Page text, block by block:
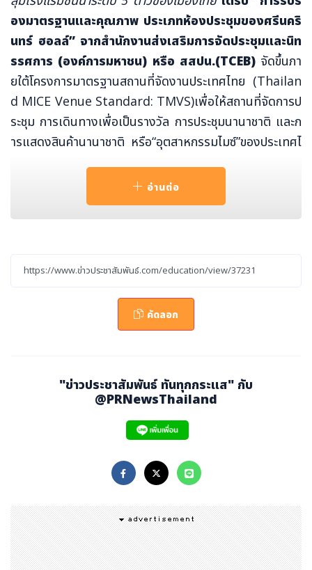
องมาตรฐานและคุณภาพ ประเภทห้องประชุมของศรีนคริ
นทร์ ฮอลล์” จากสำนักงานส่งเสริมการจัดประชุมและนิท
รรศการ (องค์การมหาชน) หรือ สสปน.(TCEB)จัดขึ้นภา
ยใต้โครงการมาตรฐานสถานที่จัดงานประเทศไทย (Thailan
d MICE Venue Standard: TMVS)เพื่อให้สถานที่จัดการป
ระชุม การเดินทางเพื่อเป็นรางวัล การประชุมนานาชาติ และก
ารแสดงสินค้านานาชาติ หรือ“อุตสาหกรรมไมซ์”ของประเทศไ
ต้องการของผู้ใช้บริการทั้งในประเทศและต่างประเทศ
ศรีนครินทร์ ฮอลล์ หรือห้องประชุมศรีนครินทร์ เป็นห้องประชุ
มารถแบ่งกันเป็นห้องประชุมเล็กได้ตามความเหมาะสมสำหรับ
งานสัมมนาหรือเวิร์คช็อปขนาดเล็กให้ประสบความสำเร็จได้ โ
ดยสถานที่จัดงานประชุมแห่งนี้ยังมีความพร้อมทั้งในด้านเทค
รศการ (องค์การมหาชน( หรือ สสปน. (TCEB) ในการกำหนด
มนานาชาติ การท่องเที่ยวเพื่อเป็นรางวัล และการจัดนิทรรศ
ณภาพให้กับภาคการบริการให้สามารถแข่งขันได้อย่างมีประสิ
มายหลักในการเพิ่มรายได้และยกระดับประเทศไทยในฐานะศูน
ย์กลางการจัดงานและกิจกรรมทางธุรกิจในภูมิภาค
เอเชีย จึงได้ดำเนินการส่งเสริมให้สถานประกอบการที่เป็นศูน
อ่านต่อ
คัดลอก
"ข่าวประชาสัมพันธ์ ทันทุกกระแส" กับ
@PRNewsThailand